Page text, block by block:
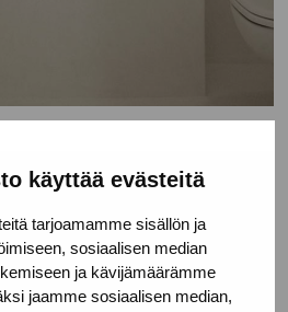
käyttää evästeitä
tarjoamamme sisällön ja
sosiaalisen median
ja kävijämäärämme
jaamme sosiaalisen median,